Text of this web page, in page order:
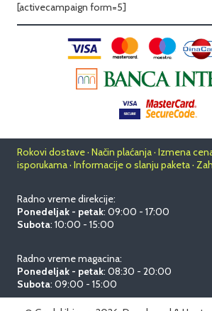
[activecampaign form=5]
Rokovi dostave · Način plaćanja · Izmena
isporukama · Informacije o slanju paketa ·
Radno vreme direkcije:
Ponedeljak - petak: 09:00 - 17:00
Subota: 10:00 - 15:00
Radno vreme magacina:
Ponedeljak - petak: 08:30 - 20:00
Subota: 09:00 - 15:00